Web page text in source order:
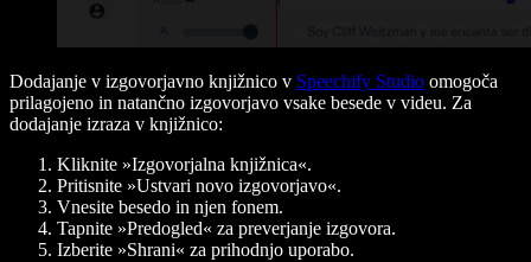
Dodajanje v izgovorjavno knjižnico v Speechify Studio omogoča
prilagojeno in natančno izgovorjavo vsake besede v videu. Za
dodajanje izraza v knjižnico:
Kliknite »Izgovorjalna knjižnica«.
Pritisnite »Ustvari novo izgovorjavo«.
Vnesite besedo in njen fonem.
Tapnite »Predogled« za preverjanje izgovora.
Izberite »Shrani« za prihodnjo uporabo.